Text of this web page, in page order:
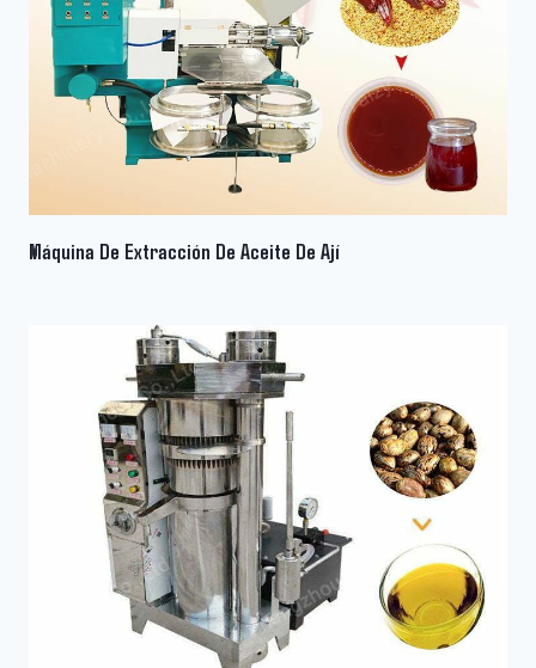
Máquina De Extracción De Aceite De Ají